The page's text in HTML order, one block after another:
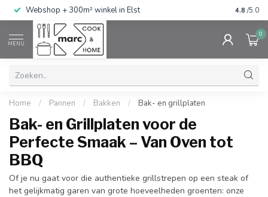
Webshop + 300m² winkel in Elst Gratis
4.8 /5.0
MENU
0
Home / Pannen / Bakken / Bak- en grillplaten
Bak- en Grillplaten voor de
Perfecte Smaak – Van Oven tot
BBQ
Of je nu gaat voor die authentieke grillstrepen op een steak of
het gelijkmatig garen van grote hoeveelheden groenten: onze